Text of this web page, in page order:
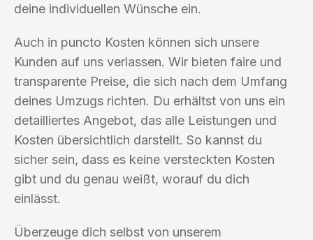
deine individuellen Wünsche ein.
Auch in puncto Kosten können sich unsere
Kunden auf uns verlassen. Wir bieten faire und
transparente Preise, die sich nach dem Umfang
deines Umzugs richten. Du erhältst von uns ein
detailliertes Angebot, das alle Leistungen und
Kosten übersichtlich darstellt. So kannst du
sicher sein, dass es keine versteckten Kosten
gibt und du genau weißt, worauf du dich
einlässt.
Überzeuge dich selbst von unserem